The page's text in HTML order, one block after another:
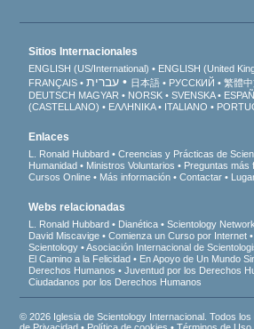
Sitios Internacionales
ENGLISH (US/International) ENGLISH (United
FRANÇAIS
עברית 日本語 РУССКИЙ 繁體
DEUTSCH MAGYAR NORSK SVENSKA
(CASTELLANO)
ΕΛΛΗΝΙΚA ITALIANO
Enlaces
L. Ronald Hubbard Creencias y Prácticas de
Humanidad
Ministros Voluntarios Preguntas más
Cursos Online
Más información Contactar
Webs relacionadas
L. Ronald Hubbard Dianética Scientology Network
David Miscavige
Comienza un Curso por Internet
Scientology
Asociación Internacional de
El Camino a la Felicidad
En Apoyo de Un Mundo
Derechos Humanos
Juventud por los Derechos
Ciudadanos por los Derechos Humanos
© 2026 Iglesia de Scientology Internacional. Todos